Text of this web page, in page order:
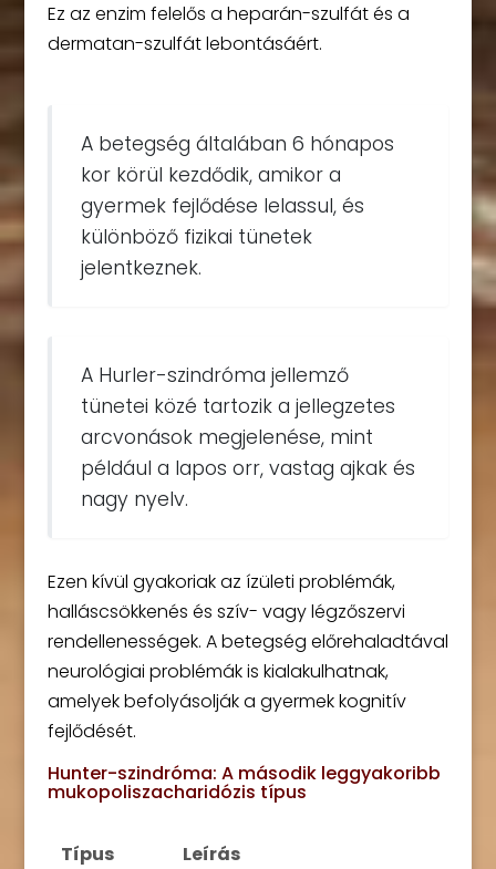
Ez az enzim felelős a heparán-szulfát és a
dermatan-szulfát lebontásáért.
A betegség általában 6 hónapos
kor körül kezdődik, amikor a
gyermek fejlődése lelassul, és
különböző fizikai tünetek
jelentkeznek.
A Hurler-szindróma jellemző
tünetei közé tartozik a jellegzetes
arcvonások megjelenése, mint
például a lapos orr, vastag ajkak és
nagy nyelv.
Ezen kívül gyakoriak az ízületi problémák,
halláscsökkenés és szív- vagy légzőszervi
rendellenességek. A betegség előrehaladtával
neurológiai problémák is kialakulhatnak,
amelyek befolyásolják a gyermek kognitív
fejlődését.
Hunter-szindróma: A második leggyakoribb
mukopoliszacharidózis típus
Típus Leírás